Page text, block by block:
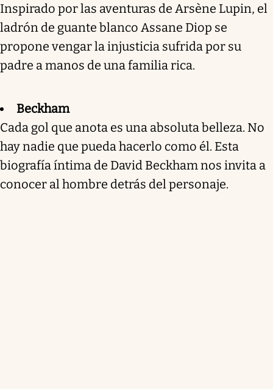
Inspirado por las aventuras de Arsène Lupin, el
ladrón de guante blanco Assane Diop se
propone vengar la injusticia sufrida por su
padre a manos de una familia rica.
Beckham
Cada gol que anota es una absoluta belleza. No
hay nadie que pueda hacerlo como él. Esta
biografía íntima de David Beckham nos invita a
conocer al hombre detrás del personaje.